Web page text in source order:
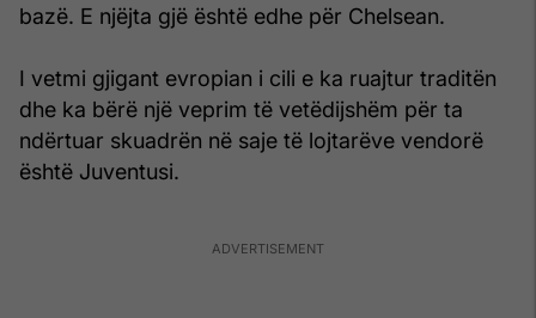
bazë. E njëjta gjë është edhe për Chelsean.
I vetmi gjigant evropian i cili e ka ruajtur traditën
dhe ka bërë një veprim të vetëdijshëm për ta
ndërtuar skuadrën në saje të lojtarëve vendorë
është Juventusi.